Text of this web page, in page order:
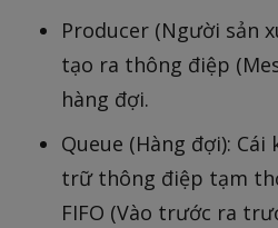
Producer (Người sản
tạo ra thông điệp
hàng đợi.
Queue (Hàng đợi):
trữ thông điệp tạm
FIFO (Vào trước ra